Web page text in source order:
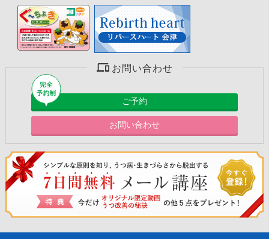
お問い合わせ
ご予約
お問い合わせ